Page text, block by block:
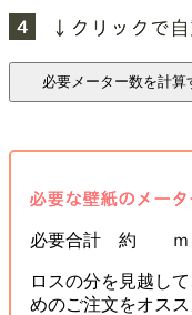
必要合計 約 ｍ
ロスの分を見越し
めのご注文をオスス